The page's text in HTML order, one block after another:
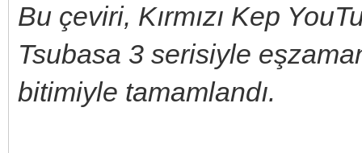
Bu çeviri, Kırmızı Kep
Tsubasa 3 serisiyle
bitimiyle tamamlandı.